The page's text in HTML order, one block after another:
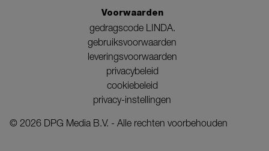
Voorwaarden
gedragscode LINDA.
gebruiksvoorwaarden
leveringsvoorwaarden
privacybeleid
cookiebeleid
privacy-instellingen
© 2026 DPG Media B.V. - Alle rechten voorbehouden